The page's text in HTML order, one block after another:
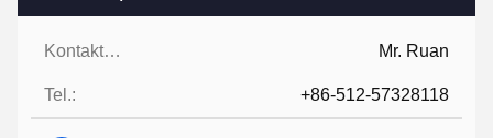
Kontaktpersonen: Mr. Ruan
Tel.: +86-512-57328118